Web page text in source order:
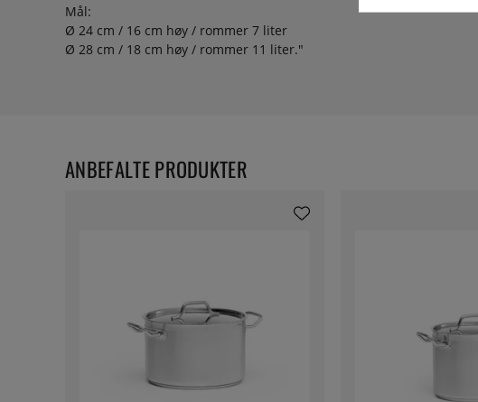
Mål:
Ø 24 cm / 16 cm høy / rommer 7 liter
Ø 28 cm / 18 cm høy / rommer 11 liter."
ANBEFALTE PRODUKTER